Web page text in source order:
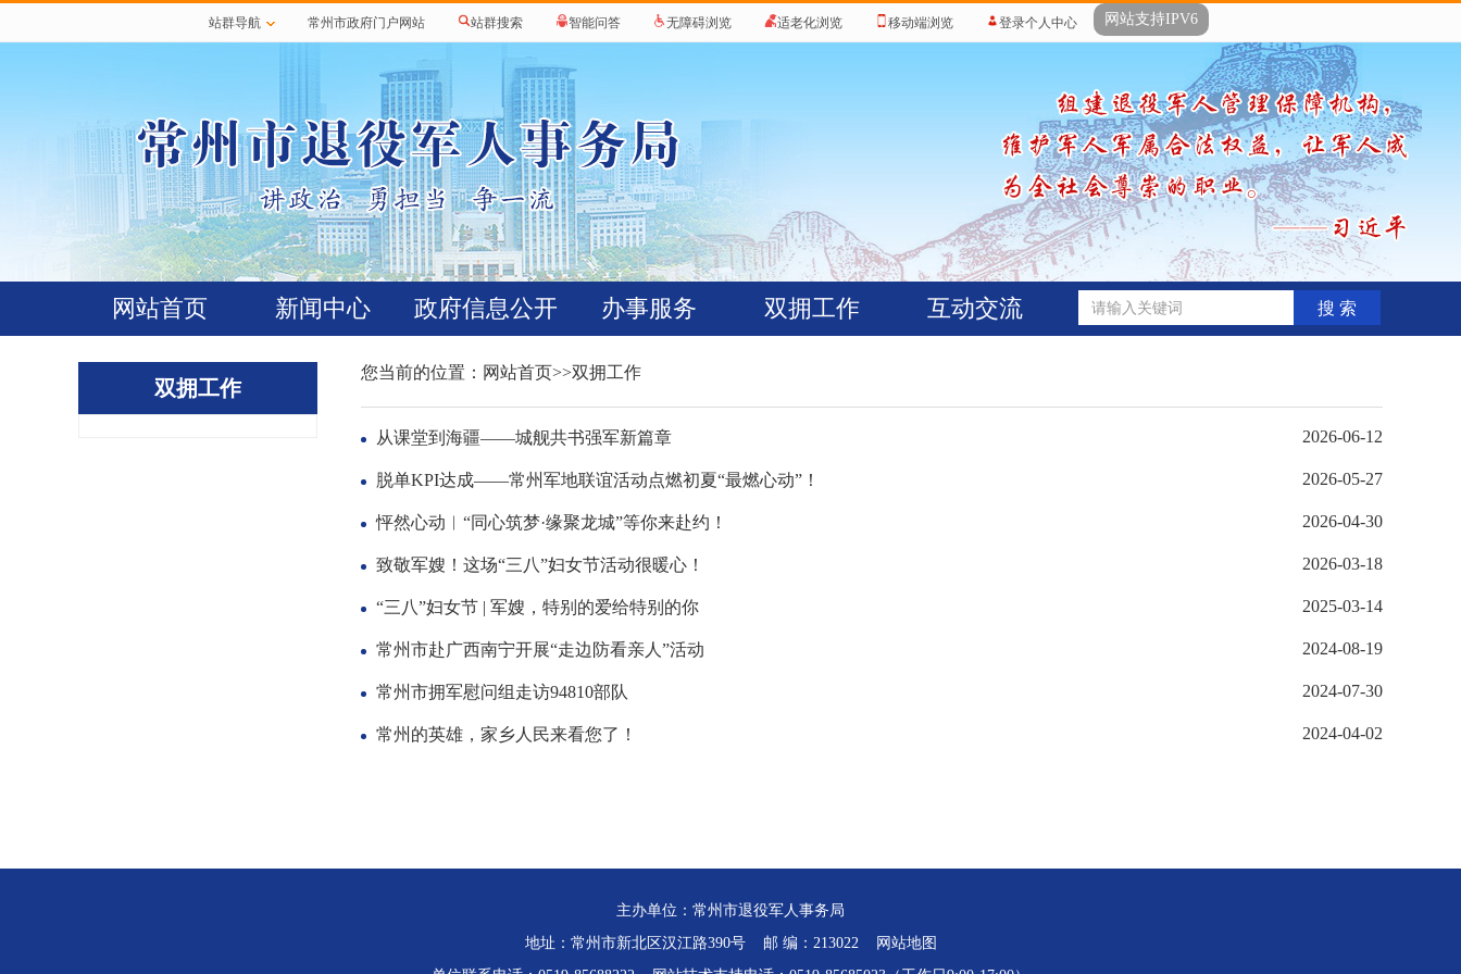
站群导航 常州市政府门户网站 站群搜索 智能问答 无障碍浏览 适老化浏览 移动端浏览 登录个人中心 网站支持IPV6
网站首页 新闻中心 政府信息公开 办事服务 双拥工作 互动交流 搜 索
双拥工作
您当前的位置： 网站首页>>双拥工作
从课堂到海疆——城舰共书强军新篇章 2026-06-12
脱单KPI达成——常州军地联谊活动点燃初夏“最燃心动”！ 2026-05-27
怦然心动︱“同心筑梦·缘聚龙城”等你来赴约！ 2026-04-30
致敬军嫂！这场“三八”妇女节活动很暖心！ 2026-03-18
“三八”妇女节 | 军嫂，特别的爱给特别的你 2025-03-14
常州市赴广西南宁开展“走边防看亲人”活动 2024-08-19
常州市拥军慰问组走访94810部队 2024-07-30
常州的英雄，家乡人民来看您了！ 2024-04-02
主办单位：常州市退役军人事务局
地址：常州市新北区汉江路390号 邮 编：213022
网站地图